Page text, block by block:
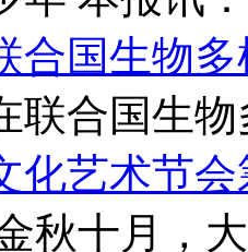
合国生物
联合国生
化艺术节
秋十月，